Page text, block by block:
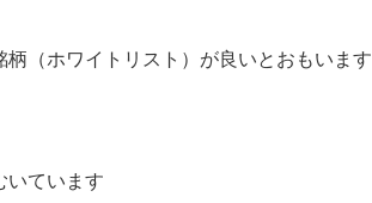
（ホワイトリスト）が良いとおもいます
いています